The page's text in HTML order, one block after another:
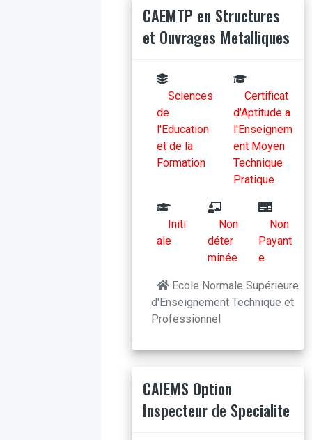
CAEMTP en Structures
et Ouvrages Metalliques
Sciences
de
l'Education
et de la
Formation
Certificat
d'Aptitude a
l'Enseignem
ent Moyen
Technique
Pratique
Initi
ale
Non
déter
minée
Non
Payant
e
Ecole Normale Supérieure
d'Enseignement Technique et
Professionnel
CAIEMS Option
Inspecteur de Specialite